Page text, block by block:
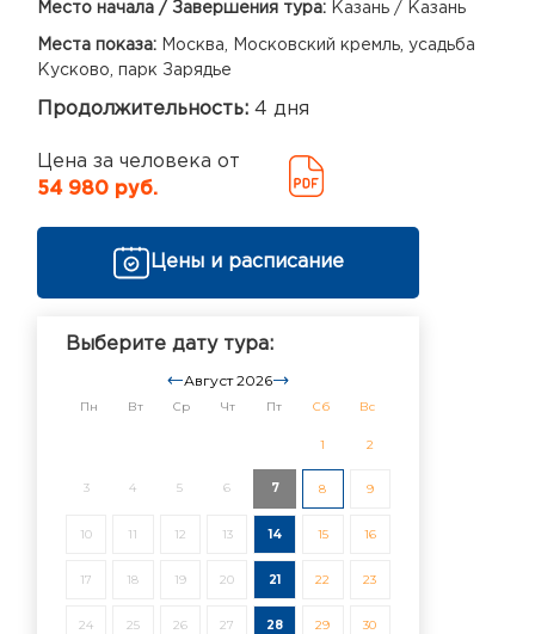
Место начала / Завершения тура: Казань / Казань
Места показа: Москва, Московский кремль, усадьба
Кусково, парк Зарядье
Продолжительность: 4 дня
Цена за человека от
54 980 руб.
Цены и расписание
Выберите дату тура:
Август 2026
Пн Вт Ср Чт Пт Сб Вс
1 2
3 4 5 6 7 8 9
10 11 12 13 14 15 16
17 18 19 20 21 22 23
24 25 26 27 28 29 30